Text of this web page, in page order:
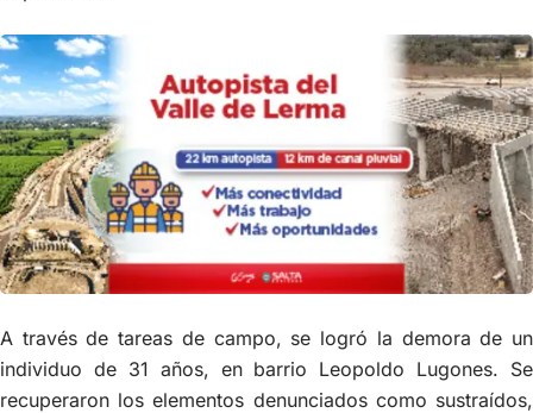
A través de tareas de campo, se logró la demora de un
individuo de 31 años, en barrio Leopoldo Lugones. Se
recuperaron los elementos denunciados como sustraídos,